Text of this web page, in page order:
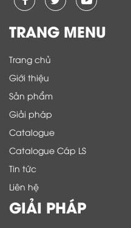
TRANG MENU
Trang chủ
Giới thiệu
Sản phẩm
Giải pháp
Catalogue
Catalogue Cáp LS
Tin tức
Liên hệ
GIẢI PHÁP